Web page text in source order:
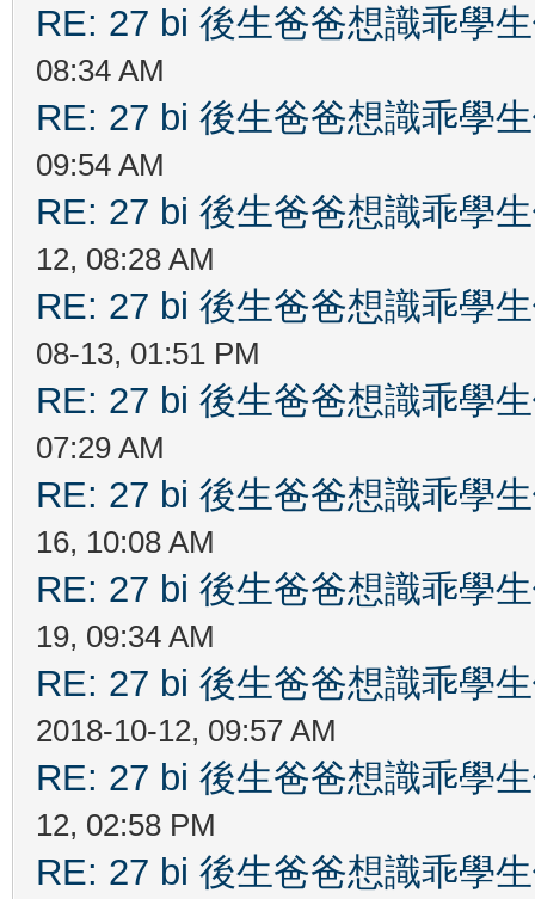
RE: 27 bi 後生爸爸想識乖學
08:34 AM
RE: 27 bi 後生爸爸想識乖學
09:54 AM
RE: 27 bi 後生爸爸想識乖學
12, 08:28 AM
RE: 27 bi 後生爸爸想識乖學
08-13, 01:51 PM
RE: 27 bi 後生爸爸想識乖學
07:29 AM
RE: 27 bi 後生爸爸想識乖學
16, 10:08 AM
RE: 27 bi 後生爸爸想識乖學
19, 09:34 AM
RE: 27 bi 後生爸爸想識乖學
2018-10-12, 09:57 AM
RE: 27 bi 後生爸爸想識乖學
12, 02:58 PM
RE: 27 bi 後生爸爸想識乖學